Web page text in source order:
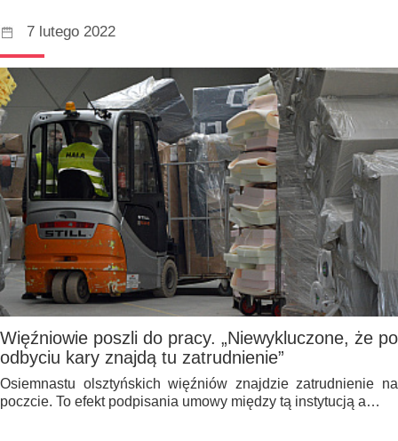
7 lutego 2022
Więźniowie poszli do pracy. „Niewykluczone, że po
odbyciu kary znajdą tu zatrudnienie”
Osiemnastu olsztyńskich więźniów znajdzie zatrudnienie na
poczcie. To efekt podpisania umowy między tą instytucją a…